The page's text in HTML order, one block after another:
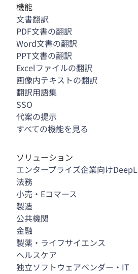
機能
文書翻訳
PDF文書の翻訳
Word文書の翻訳
PPT文書の翻訳
Excelファイルの翻訳
画像内テキストの翻訳
翻訳用語集
SSO
代案の提示
すべての機能を見る
ソリューション
エンタープライズ企業向けDeepL
法務
小売・Eコマース
製造
公共機関
金融
製薬・ライフサイエンス
ヘルスケア
独立ソフトウェアベンダー・IT